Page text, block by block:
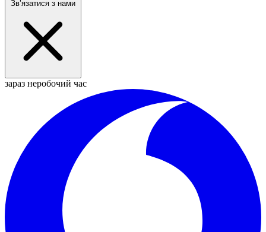
Звʼязатися з нами
зараз неробочий час